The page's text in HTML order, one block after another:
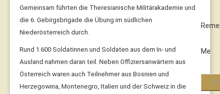
Me
Gemeinsam führten die Theresianische Militärakademie und
die 6. Gebirgsbrigade die Übung im südlichen
Niederösterreich durch.
Rund 1.600 Soldatinnen und Soldaten aus dem In- und
Ausland nahmen daran teil. Neben Offiziersanwärtern aus
Österreich waren auch Teilnehmer aus Bosnien und
Herzegowina, Montenegro, Italien und der Schweiz in die